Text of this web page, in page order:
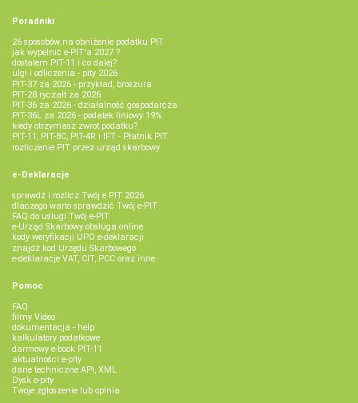
Poradniki
26 sposobów na obniżenie podatku PIT
jak wypełnić e-PIT'a 2027 ?
dostałem PIT-11 i co dalej?
ulgi i odliczenia - pity 2026
PIT-37 za 2026 - przykład, broszura
PIT-28 ryczałt za 2026
PIT-36 za 2026 - działalność gospodarcza
PIT-36L za 2026 - podatek liniowy 19%
kiedy otrzymasz zwrot podatku?
PIT-11, PIT-8C, PIT-4R i IFT - Płatnik PIT
rozliczenie PIT przez urząd skarbowy
e-Deklaracje
sprawdź i rozlicz Twój e PIT 2026
dlaczego warto sprawdzić Twój e-PIT
FAQ do usługi Twój e-PIT
e-Urząd Skarbowy obsługa online
kody weryfikacji UPO e-deklaracji
znajdź kod Urzędu Skarbowego
e-deklaracje VAT, CIT, PCC oraz inne
Pomoc
FAQ
filmy Video
dokumentacja - help
kalkulatory podatkowe
darmowy e-book PIT-11
aktualności e-pity
dane techniczne API, XML
Dysk e-pity
Twoje zgłoszenie lub opinia